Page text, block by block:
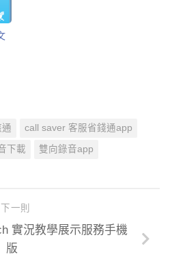
call saver 客服省錢通app
下載 雙向錄音app
下一則
實況教學展示服務手機
版